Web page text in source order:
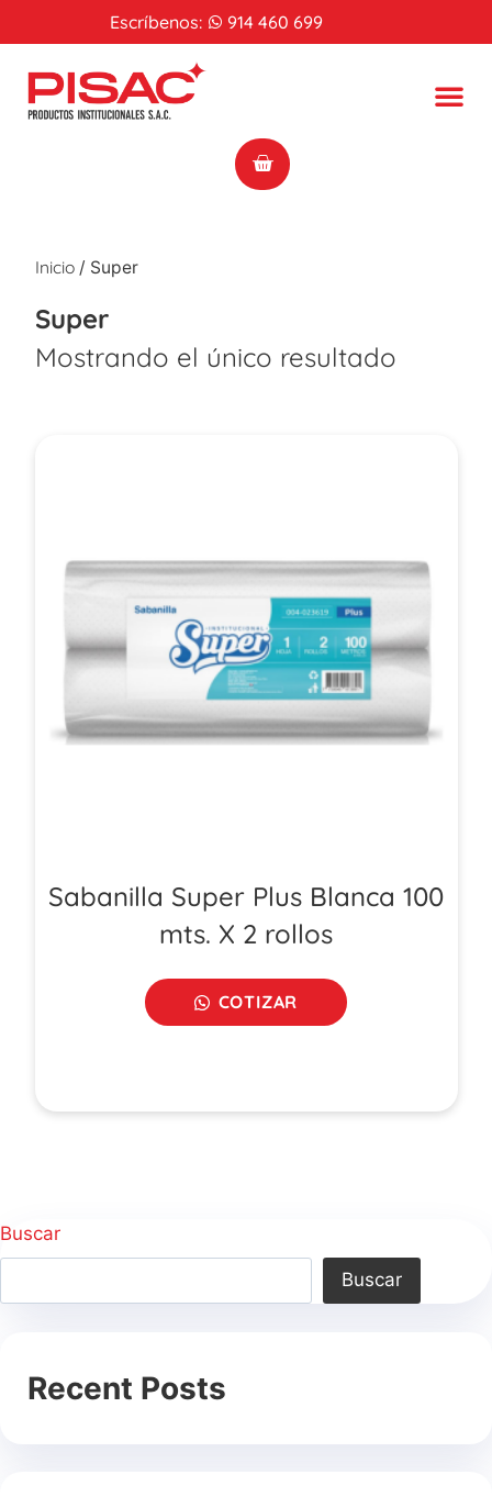
Escríbenos: 914 460 699
Inicio/ Super
Super
Mostrando el único resultado
Sabanilla Super Plus Blanca 100
mts. X 2 rollos
COTIZAR
Buscar
Buscar
Recent Posts